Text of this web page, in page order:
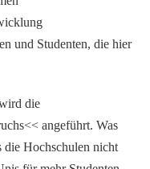
und Studenten, die hier
die
angeführt. Was
die Hochschulen nicht